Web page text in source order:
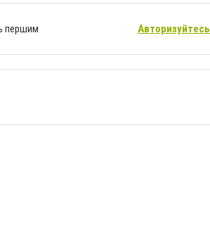
першим Авторизуйтесь